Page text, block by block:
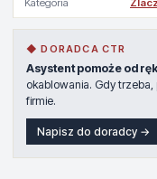
◆ DORADCA CTR
Asystent pomoże od
okablowania. Gdy
firmie.
Napisz do doradcy →